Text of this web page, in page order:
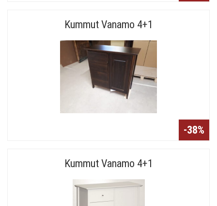
Kummut Vanamo 4+1
-38%
Kummut Vanamo 4+1